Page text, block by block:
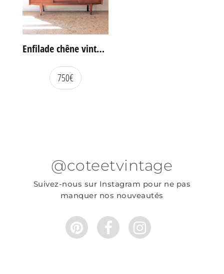
Enfilade chêne vintage portes coulissantes
750€
@coteetvintage
Suivez-nous sur Instagram pour ne pas
manquer nos nouveautés